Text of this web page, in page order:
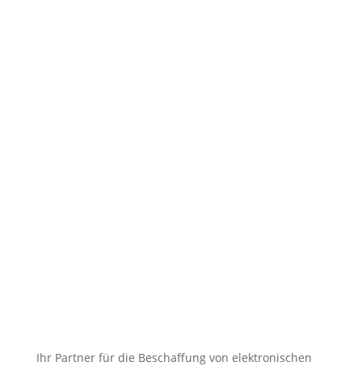
Ihr Partner für die Beschaffung von elektronischen